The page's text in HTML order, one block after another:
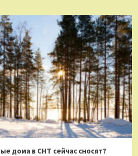
дома в СНТ сейчас сносят?